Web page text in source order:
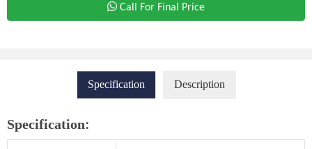
Call For Final Price
Specification Description
Specification: